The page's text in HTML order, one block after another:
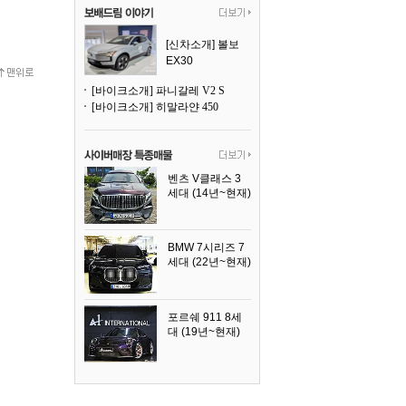
[신차소개] 볼보
EX30
[바이크소개] 파니갈레 V2 S
[바이크소개] 히말라얀 450
벤츠 V클래스 3
세대 (14년~현재)
BMW 7시리즈 7
세대 (22년~현재)
포르쉐 911 8세
대 (19년~현재)